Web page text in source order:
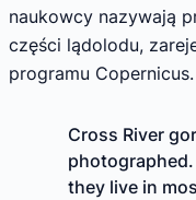
naukowcy nazywają
części lądolodu,
programu Copernicus.
Cross River
they live in